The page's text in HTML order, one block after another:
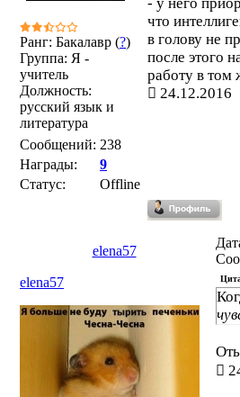
Ранг: Бакалавр (?)
Группа: Я -
учитель
Должность:
русский язык и
литература
Сообщений: 238
Награды:
9
Статус:
Offline
что
в голову не
после этого
работу в том
24.12.2016
elena57
elena57